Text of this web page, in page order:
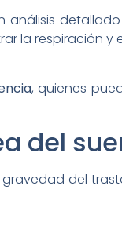
análisis
la respiración y
, quienes
del
del